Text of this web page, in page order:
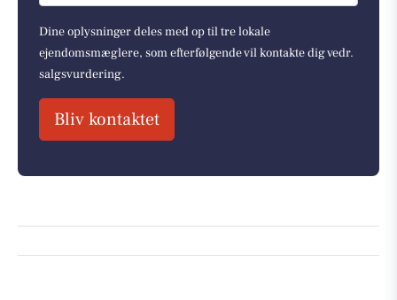
Dine oplysninger deles med op til tre lokale
ejendomsmæglere, som efterfølgende vil kontakte dig vedr.
salgsvurdering.
Bliv kontaktet